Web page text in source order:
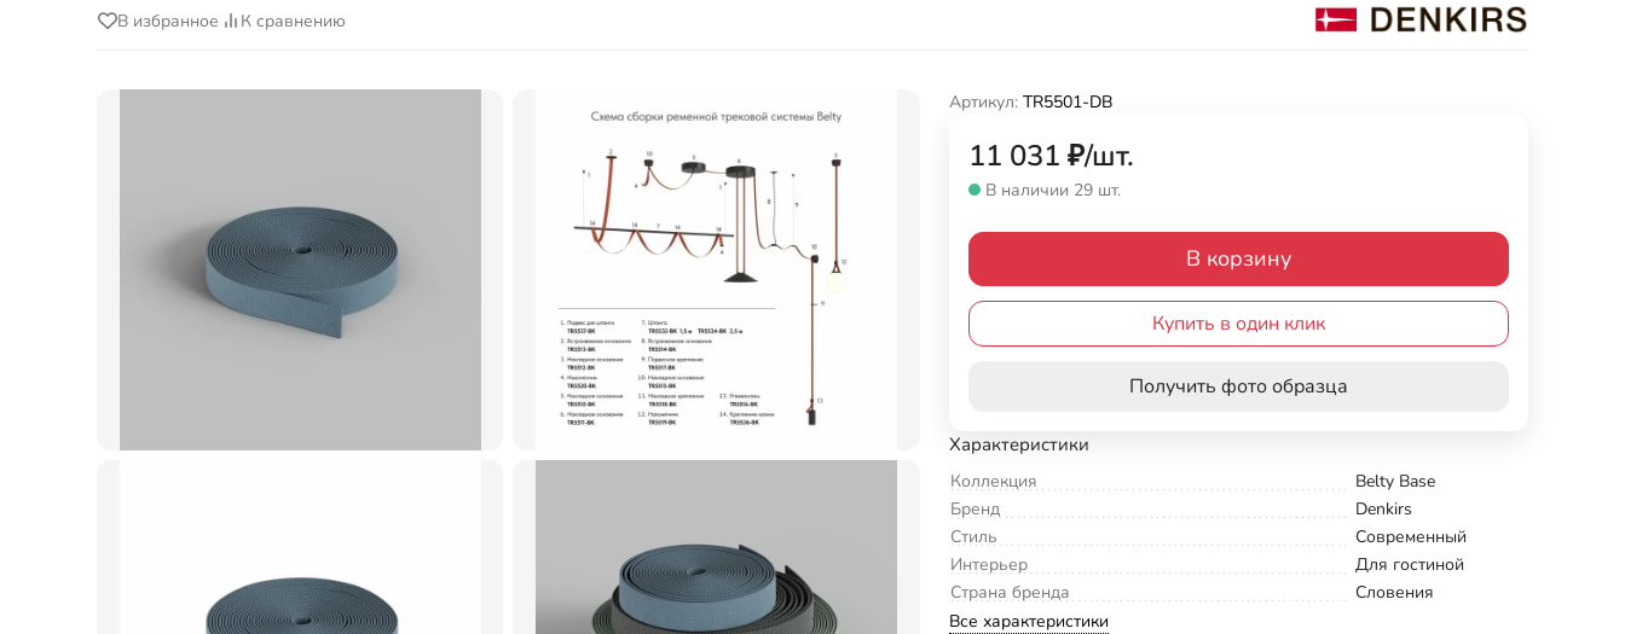
В избранное К сравнению
Артикул: TR5501-DB
11 031 ₽/шт.
В наличии 29 шт.
В корзину
Купить в один клик
Получить фото образца
Характеристики
Коллекция
Belty Base
Бренд
Denkirs
Стиль
Современный
Интерьер
Для гостиной
Страна бренда
Словения
Все характеристики